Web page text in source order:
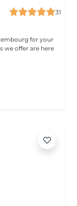
31
for your
we offer are here